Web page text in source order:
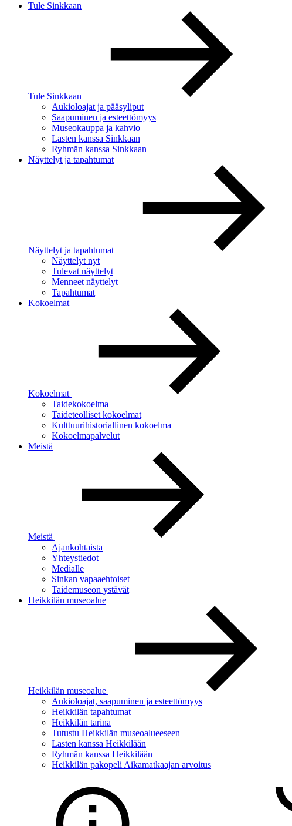
Tule Sinkkaan
Tule Sinkkaan
Aukioloajat ja pääsyliput
Saapuminen ja esteettömyys
Museokauppa ja kahvio
Lasten kanssa Sinkkaan
Ryhmän kanssa Sinkkaan
Näyttelyt ja tapahtumat
Näyttelyt ja tapahtumat
Näyttelyt nyt
Tulevat näyttelyt
Menneet näyttelyt
Tapahtumat
Kokoelmat
Kokoelmat
Taidekokoelma
Taideteolliset kokoelmat
Kulttuurihistoriallinen kokoelma
Kokoelmapalvelut
Meistä
Meistä
Ajankohtaista
Yhteystiedot
Medialle
Sinkan vapaaehtoiset
Taidemuseon ystävät
Heikkilän museoalue
Heikkilän museoalue
Aukioloajat, saapuminen ja esteettömyys
Heikkilän tapahtumat
Heikkilän tarina
Tutustu Heikkilän museoalueeseen
Lasten kanssa Heikkilään
Ryhmän kanssa Heikkilään
Heikkilän pakopeli Aikamatkaajan arvoitus